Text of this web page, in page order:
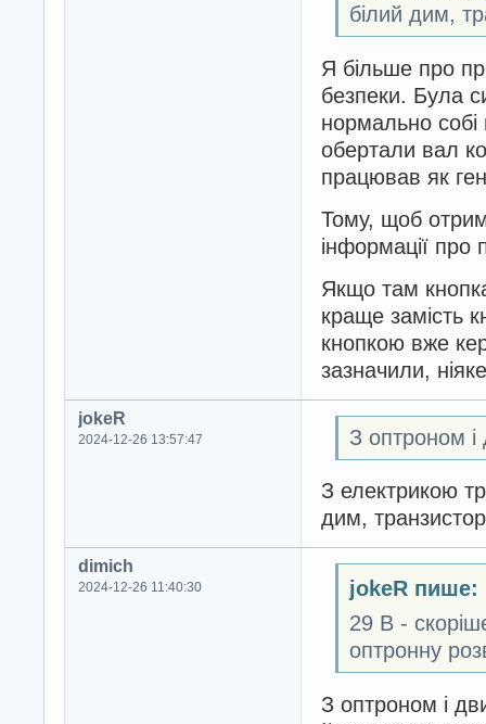
білий дим,
Я більше про
безпеки. Була
нормально
обертали вал
працював як
Тому, щоб
інформації про
Якщо там
краще замість
кнопкою вже
зазначили,
jokeR
2024-12-26 13:57:47 З оптроном
З електрикою
дим,
dimich
2024-12-26 11:40:30
jokeR пише:
29 В -
оптронну
З оптроном і